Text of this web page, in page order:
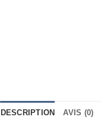
DESCRIPTION AVIS (0)